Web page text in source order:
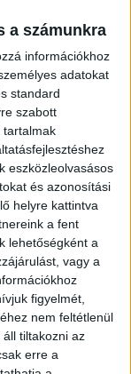
a számunkra
információkhoz
adatokat
standard
szabott
tartalmak
eszközleolvasásos
és azonosítási
helyre kattintva
a fent
lehetőségként a
vagy a
figyelmét,
nem feltétlenül
tiltakozni az
erre a
az aszályos
különösen
és a
igaz:
dönteni,
építve.
beépítések és
Vasas Gábor
miatt
úgy működik,
tud
adottak. Ha
értelemben